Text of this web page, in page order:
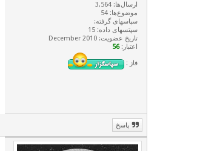
ارسال‌ها: 3,564
موضوع‌ها: 54
سپاسهای گرفته:
سپتسهای داده: 15
تاریخ عضویت: December 2010
اعتبار:56
فاز :
پاسخ